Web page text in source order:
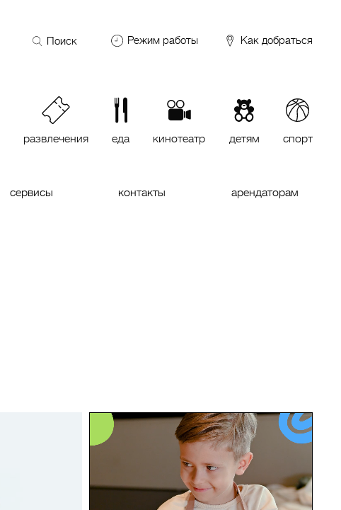
Поиск
Режим работы
VASILCHUKI Chaihona №1
11:00 –
Как добраться
развлечения еда кинотеатр детям спорт
сервисы контакты арендаторам